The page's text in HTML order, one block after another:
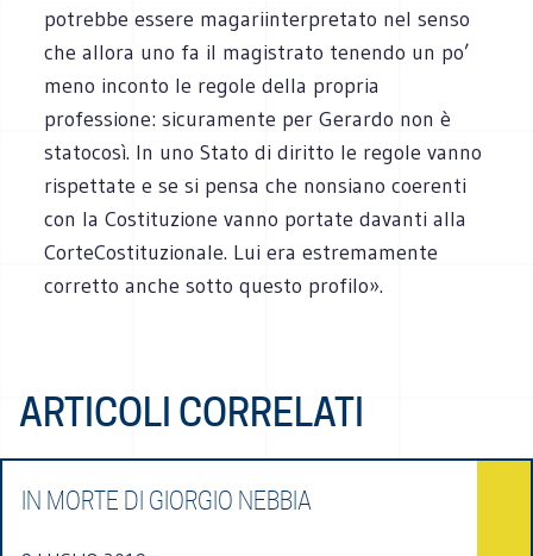
potrebbe essere magariinterpretato nel senso
che allora uno fa il magistrato tenendo un po’
meno inconto le regole della propria
professione: sicuramente per Gerardo non è
statocosì. In uno Stato di diritto le regole vanno
rispettate e se si pensa che nonsiano coerenti
con la Costituzione vanno portate davanti alla
CorteCostituzionale. Lui era estremamente
corretto anche sotto questo profilo».
ARTICOLI CORRELATI
IN MORTE DI GIORGIO NEBBIA